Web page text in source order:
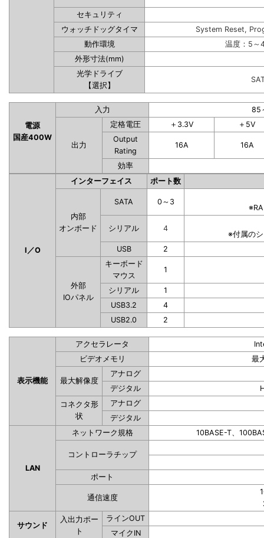
セキュリティ
ウォッチドッグタイマ
System Reset,
動作環境
温度：5～
外形寸法(mm)
光学ドライブ
【選択】
電源
国産400W
入力 85
出力
定格電圧 ＋3.3V
＋5V
Output
Rating
16A 16A
効率
I／O
インターフェイス ポート数
内部
オンボード
SATA 0～3
シリアル 4
※付属の
USB
2
外部
IOパネル
キーボード
マウス
1
シリアル
1
USB3.2
4
USB2.0
2
表示機能
アクセラレータ
ビデオメモリ
最
最大解像度
アナログ
デジタル
コネクタ形
状
アナログ
デジタル
LAN
ネットワーク規格 10BASE-T、
コントローラチップ
ポート
通信速度
サウンド
入出力ポー
ト
ラインOUT
マイクIN